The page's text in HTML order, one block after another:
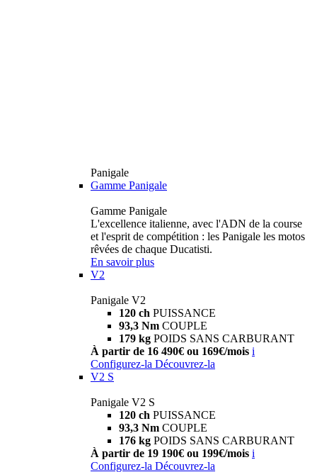
Panigale
Gamme Panigale
Gamme Panigale
L'excellence italienne, avec l'ADN de la course
et l'esprit de compétition : les Panigale les motos
rêvées de chaque Ducatisti.
En savoir plus
V2
Panigale V2
120 ch PUISSANCE
93,3 Nm COUPLE
179 kg POIDS SANS CARBURANT
À partir de 16 490€ ou 169€/mois i
Configurez-la Découvrez-la
V2 S
Panigale V2 S
120 ch PUISSANCE
93,3 Nm COUPLE
176 kg POIDS SANS CARBURANT
À partir de 19 190€ ou 199€/mois i
Configurez-la Découvrez-la